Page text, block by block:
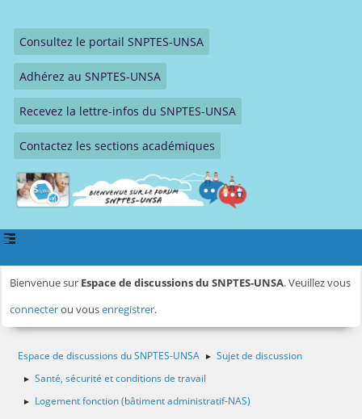
Consultez le portail SNPTES-UNSA
Adhérez au SNPTES-UNSA
Recevez la lettre-infos du SNPTES-UNSA
Contactez les sections académiques
Bienvenue sur Espace de discussions du SNPTES-UNSA. Veuillez vous
connecterou vousenregistrer.
Espace de discussions du SNPTES-UNSA ► Sujet de discussion
► Santé, sécurité et conditions de travail
► Logement fonction (bâtiment administratif-NAS)